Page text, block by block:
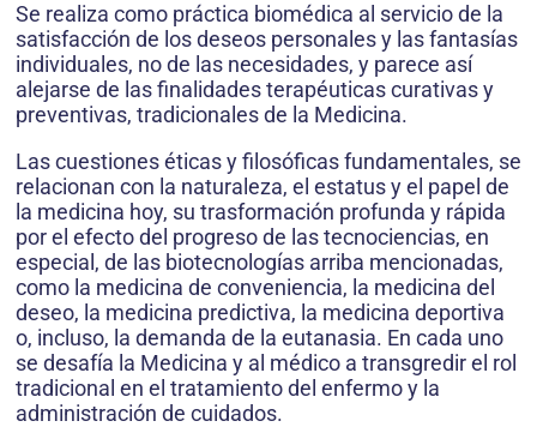
Se realiza como práctica biomédica al servicio de la
satisfacción de los deseos personales y las fantasías
individuales, no de las necesidades, y parece así
alejarse de las finalidades terapéuticas curativas y
preventivas, tradicionales de la Medicina.
Las cuestiones éticas y filosóficas fundamentales, se
relacionan con la naturaleza, el estatus y el papel de
la medicina hoy, su trasformación profunda y rápida
por el efecto del progreso de las tecnociencias, en
especial, de las biotecnologías arriba mencionadas,
como la medici­na de conveniencia, la medicina del
deseo, la medicina predictiva, la medicina deportiva
o, incluso, la demanda de la eutanasia. En cada uno
se desafía la Medicina y al médico a transgredir el rol
tradicional en el tratamiento del enfermo y la
administración de cuidados.